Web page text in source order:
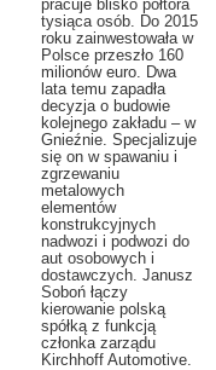
pracuje blisko półtora
tysiąca osób. Do 2015
roku zainwestowała w
Polsce przeszło 160
milionów euro. Dwa
lata temu zapadła
decyzja o budowie
kolejnego zakładu – w
Gnieźnie. Specjalizuje
się on w spawaniu i
zgrzewaniu
metalowych
elementów
konstrukcyjnych
nadwozi i podwozi do
aut osobowych i
dostawczych. Janusz
Soboń łączy
kierowanie polską
spółką z funkcją
członka zarządu
Kirchhoff Automotive.